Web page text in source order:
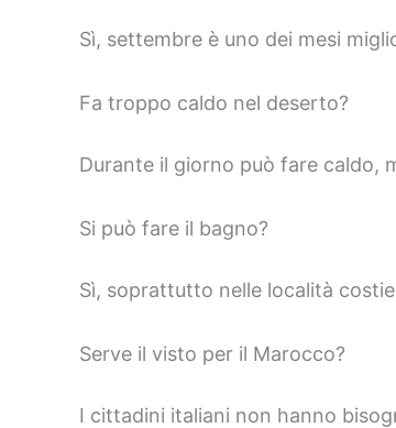
Sì, settembre è uno dei mesi
Fa troppo caldo nel deserto?
Durante il giorno può fare caldo,
Si può fare il bagno?
Sì, soprattutto nelle località
Serve il visto per il Marocco?
I cittadini italiani non hanno